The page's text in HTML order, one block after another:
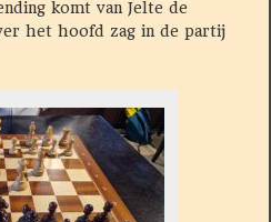
komt van Jelte de
het hoofd zag in de partij